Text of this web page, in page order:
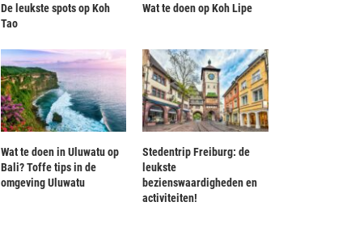
De leukste spots op Koh
Tao
Wat te doen op Koh Lipe
Wat te doen in Uluwatu op
Bali? Toffe tips in de
omgeving Uluwatu
Stedentrip Freiburg: de
leukste
bezienswaardigheden en
activiteiten!